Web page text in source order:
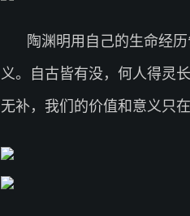
陶渊明用自己的生命经
义。自古皆有没，何人得灵
无补，我们的价值和意义只